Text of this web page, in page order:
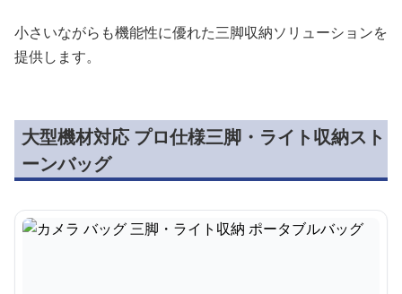
小さいながらも機能性に優れた三脚収納ソリューションを
提供します。
大型機材対応 プロ仕様三脚・ライト収納スト
ーンバッグ